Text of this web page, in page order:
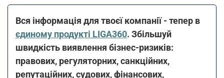
Вся інформація для твоєї компанії - тепер в
єдиному продукті LIGA360. Збільшуй
швидкість виявлення бізнес-ризиків:
правових, регуляторних, санкційних,
репутаційних, судових, фінансових,